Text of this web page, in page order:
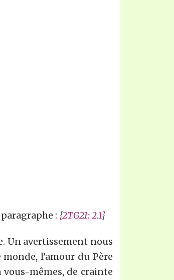
: {2TG21:2.1}
Un avertissement nous
l’amour du Père
mêmes, de crainte